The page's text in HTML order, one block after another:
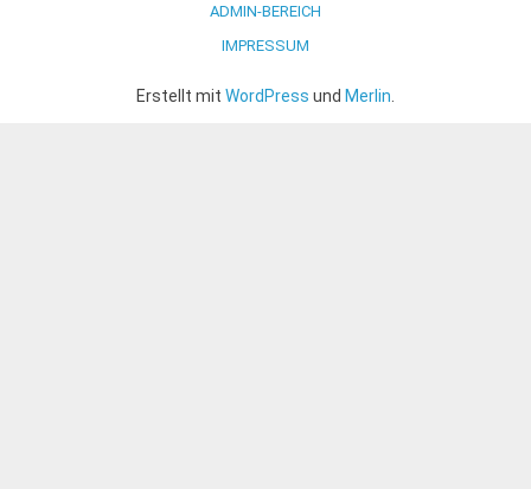
ADMIN-BEREICH
IMPRESSUM
Erstellt mit WordPress und Merlin